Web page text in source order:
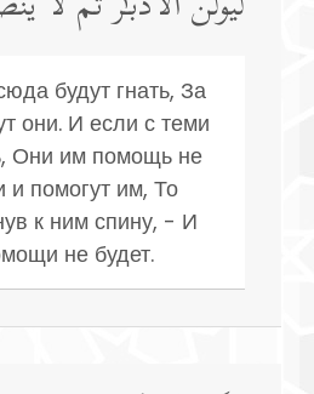
будут гнать, За
они. И если с теми
Они им помощь не
и помогут им, То
к ним спину, - И
не будет.